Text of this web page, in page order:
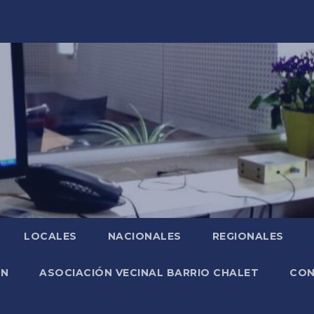
LOCALES NACIONALES REGIONALES
ASOCIACIÓN VECINAL BARRIO CHALET